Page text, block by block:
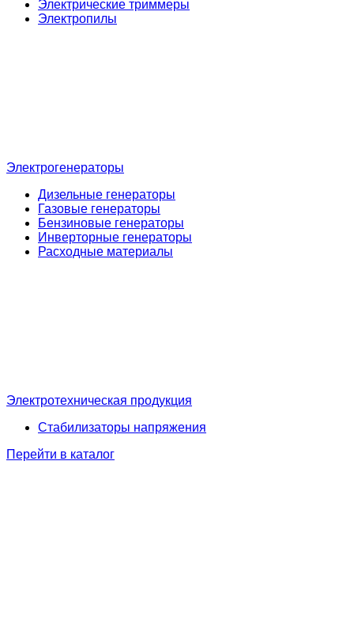
Электрические триммеры
Электропилы
Электрогенераторы
Дизельные генераторы
Газовые генераторы
Бензиновые генераторы
Инверторные генераторы
Расходные материалы
Электротехническая продукция
Стабилизаторы напряжения
Перейти в каталог